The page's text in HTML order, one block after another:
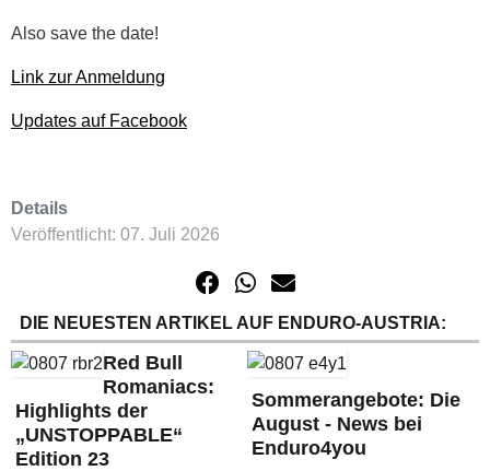
Also save the date!
Link zur Anmeldung
Updates auf Facebook
Details
Veröffentlicht: 07. Juli 2026
DIE NEUESTEN ARTIKEL AUF ENDURO-AUSTRIA:
Red Bull
Romaniacs:
Highlights der
„UNSTOPPABLE“
Edition 23
Sommerangebote: Die
August - News bei
Enduro4you